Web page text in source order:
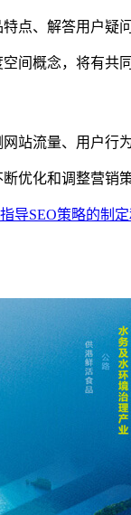
点、解答用户疑
间概念，将有共
站流量、用户行
优化和调整营销
导SEO策略的制